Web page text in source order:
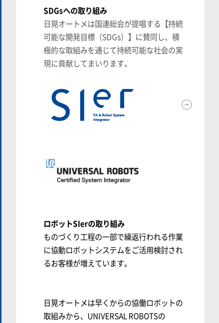
SDGsへの取り組み
日晃オートメは国連総会が提唱する【持続
可能な開発目標（SDGs）】に賛同し、積
極的な取組みを通じて持続可能な社会の実
現に貢献してまいります。
ロボットSIerの取り組み
ものづくり工程の一部で繰返行われる作業
に協動ロボットシステムをご活用検討され
るお客様が増えています。
日晃オートメは早くからの協働ロボットの
取組みから、UNIVERSAL ROBOTSの